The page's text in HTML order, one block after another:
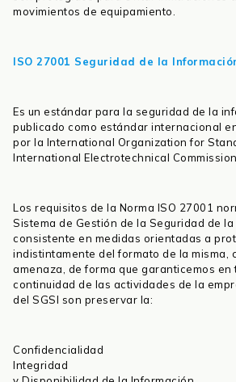
movimientos de equipamiento.
ISO 27001 Seguridad de la
Es un estándar para la seguridad de la
publicado como estándar internacional
por la International Organization for
International Electrotechnical Commission
Los requisitos de la Norma ISO 27001
Sistema de Gestión de la Seguridad de la
consistente en medidas orientadas a
indistintamente del formato de la misma,
amenaza, de forma que garanticemos en
continuidad de las actividades de la
del SGSI son preservar la:
Confidencialidad
Integridad